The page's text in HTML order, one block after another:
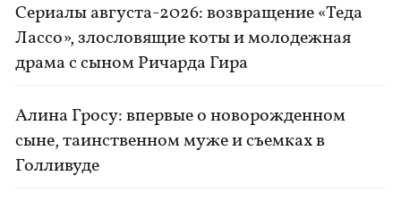
Сериалы августа-2026: возвращение «Теда
Лассо», злословящие коты и молодежная
драма с сыном Ричарда Гира
Алина Гросу: впервые о новорожденном
сыне, таинственном муже и съемках в
Голливуде